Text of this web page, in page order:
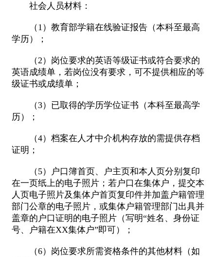
社会人员材料：
（1）教育部学籍在线验证报告（本科至最高
学历）；
（2）岗位要求的英语等级证书或符合要求的
英语成绩单，若岗位没有要求，可不提供相应的等
级证书或成绩单；
（3）已取得的学历学位证书（本科至最高学
历）；
（4）档案在人才中介机构存放的需提供存档
证明；
（5）户口簿首页、户主页和本人页分别复印
在一页纸上的电子照片；若户口在集体户，提交本
人页电子照片及集体户首页复印件并加盖户籍管理
部门公章的电子照片，或集体户籍管理部门出具并
盖章的户口证明的电子照片（写明“姓名、身份证
号、户籍在XX集体户”即可）；
（6）岗位要求所需资格条件的其他材料（如